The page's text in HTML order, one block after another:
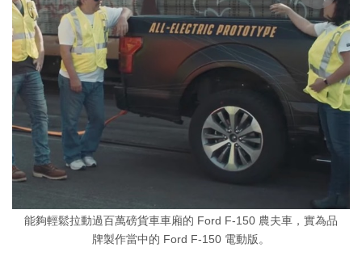
能夠輕鬆拉動過百萬磅貨車車廂的 Ford F-150 農夫車，實為品
牌製作當中的 Ford F-150 電動版。